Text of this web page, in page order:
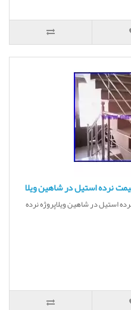
نرده استیل در شاهین ویلا
استیل در شاهین ویلاپروژه نرده